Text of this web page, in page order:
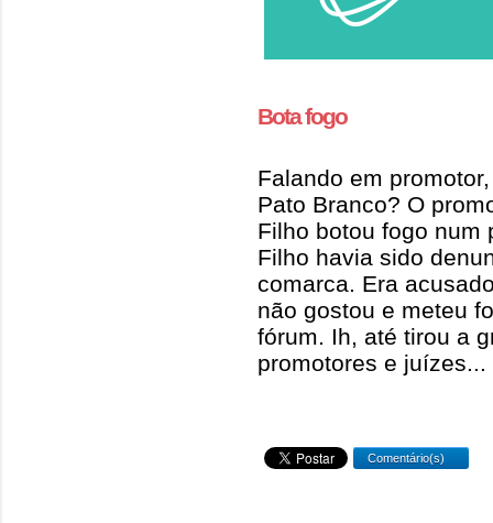
Bota fogo
Falando em
Pato Branco? O
Filho botou fogo num
Filho havia sido
comarca. Era
não gostou e meteu
fórum. Ih, até tirou a
promotores e juízes...
Comentário(s)